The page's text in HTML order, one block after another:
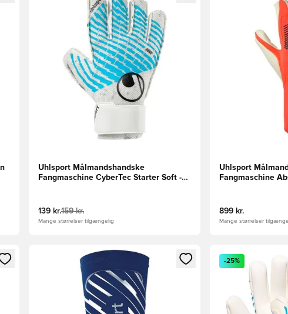
Uhlsport Målmandshandske
Fangmaschine CyberTec Starter Soft -
139 kr.159 kr.
Mange størrelser tilgængelig
Uhlsport
Fangmaschine
899 kr.
Mange størrelser
dig som medlem
Åbner en Modal til at logge ind eller tilmelde dig som medlem
Åbner en Modal
-25%